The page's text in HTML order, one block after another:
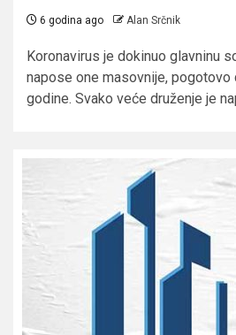
6 godina ago Alan Srčnik
Koronavirus je dokinuo glavninu
napose one masovnije, pogotovo
godine. Svako veće druženje je